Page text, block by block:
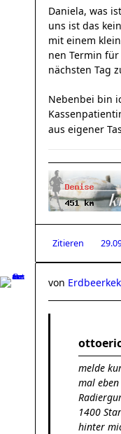
Daniela, was
uns ist das
mit einem
nen Termin
nächsten Tag
Nebenbei bin
aus eigener
Zitieren
von
melde
mal
1400
hinter